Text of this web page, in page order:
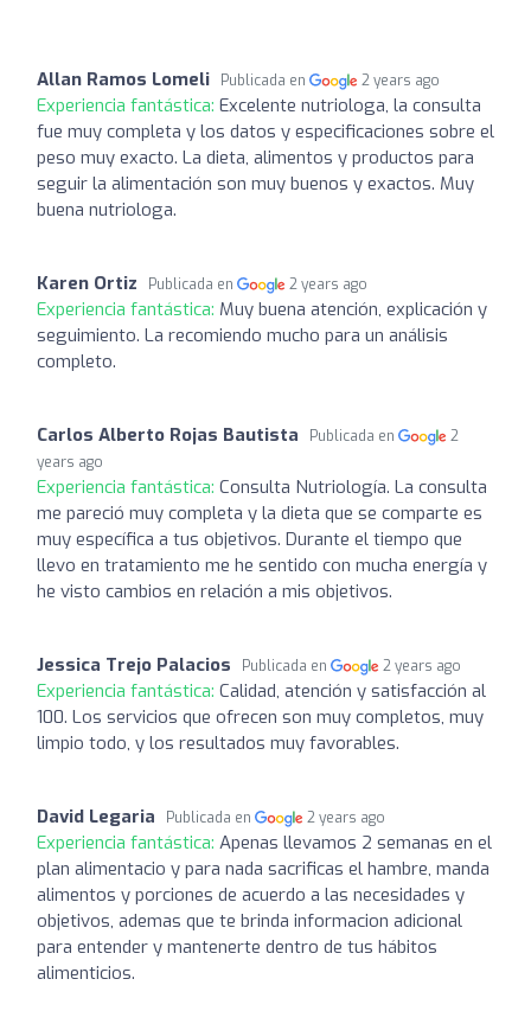
Allan Ramos Lomeli Publicada en 2 years ago
Experiencia fantástica: Excelente nutriologa, la consulta
fue muy completa y los datos y especificaciones sobre el
peso muy exacto. La dieta, alimentos y productos para
seguir la alimentación son muy buenos y exactos. Muy
buena nutriologa.
Karen Ortiz Publicada en 2 years ago
Experiencia fantástica: Muy buena atención, explicación y
seguimiento. La recomiendo mucho para un análisis
completo.
Carlos Alberto Rojas Bautista Publicada en
2
years ago
Experiencia fantástica: Consulta Nutriología. La consulta
me pareció muy completa y la dieta que se comparte es
muy específica a tus objetivos. Durante el tiempo que
llevo en tratamiento me he sentido con mucha energía y
he visto cambios en relación a mis objetivos.
Jessica Trejo Palacios Publicada en 2 years ago
Experiencia fantástica: Calidad, atención y satisfacción al
100. Los servicios que ofrecen son muy completos, muy
limpio todo, y los resultados muy favorables.
David Legaria Publicada en 2 years ago
Experiencia fantástica: Apenas llevamos 2 semanas en el
plan alimentacio y para nada sacrificas el hambre, manda
alimentos y porciones de acuerdo a las necesidades y
objetivos, ademas que te brinda informacion adicional
para entender y mantenerte dentro de tus hábitos
alimenticios.